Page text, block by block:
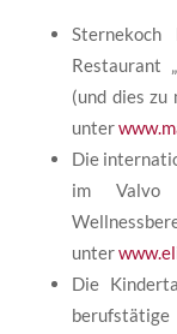
Restaurant
(und dies
unter
Die
im Valvo
unter
Die